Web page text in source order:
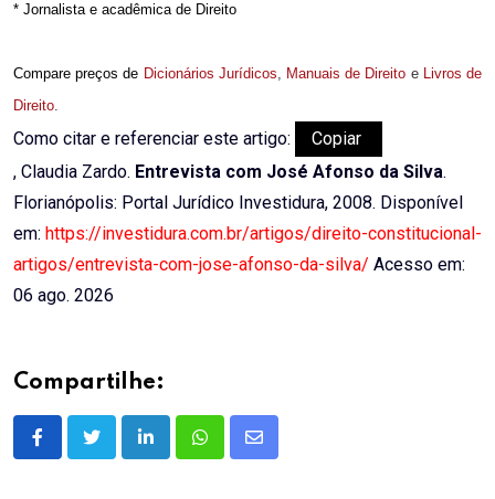
* Jornalista e acadêmica de Direito
Compare preços de Dicionários Jurídicos, Manuais de Direito e Livros de
Direito.
Como citar e referenciar este artigo:
Copiar
, Claudia Zardo. Entrevista com José Afonso da Silva.
Florianópolis: Portal Jurídico Investidura, 2008. Disponível
em: https://investidura.com.br/artigos/direito-constitucional-
artigos/entrevista-com-jose-afonso-da-silva/ Acesso em:
06 ago. 2026
Compartilhe:
LinkedInWhatsappShare